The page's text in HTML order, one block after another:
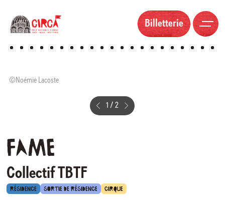
Billetterie
©Noémie Lacoste
1 /2
Fame
Collectif TBTF
RÉSIDENCE SORTIE DE RÉSIDENCE CIRQUE